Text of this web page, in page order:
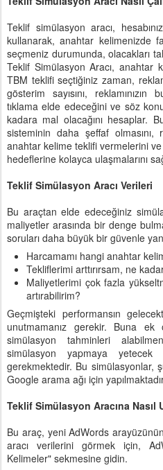
Teklif simülasyon aracı,
kullanarak, anahtar kelimenizde
seçmeniz durumunda, olacakları
Teklif Simülasyon Aracı, anahtar
TBM teklifi seçtiğiniz zaman,
gösterim sayısını,
tıklama elde edeceğini ve söz
kadara mal olacağını hesaplar.
sisteminin daha şeffaf
anahtar kelime teklifi vermelerini
hedeflerine kolayca ulaşmalarını
Teklif Simülasyon Aracı Verileri
Bu araçtan elde edeceğiniz
maliyetler arasında bir denge
soruları daha büyük bir güvenle
Harcamamı hangi anahtar
Tekliflerimi arttırırsam, ne
Maliyetlerimi çok fazla
artırabilirim?
Geçmişteki performansın
unutmamanız gerekir. Buna
simülasyon tahminleri
simülasyon yapmaya
gerekmektedir. Bu simülasyonlar,
Google arama ağı için
Teklif Simülasyon Aracına Nasıl
Bu araç, yeni AdWords
aracı verilerini görmek için,
Kelimeler" sekmesine gidin.